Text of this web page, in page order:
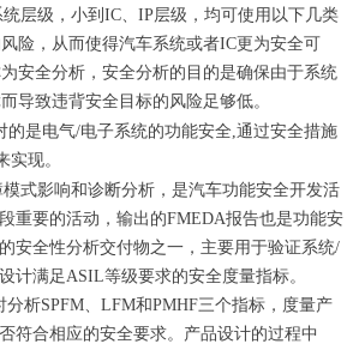
层级，小到 IC、IP层级，均可使用以下几类
险，从而使得汽车系统或者IC更为安全可
安全分析，安全分析的目的是确保由于系统
导致违背安全目标的风险足够低。
的是电气/电子系统的功能安全,通过安全措施
实现。
模式影响和诊断分析，是汽车功能安全开发活
重要的活动，输出的FMEDA报告也是功能安
安全性分析交付物之一，主要用于验证系统/
计满足ASIL等级要求的安全度量指标。
分析SPFM、LFM和PMHF三个指标，度量产
符合相应的安全要求。 产品设计的过程中